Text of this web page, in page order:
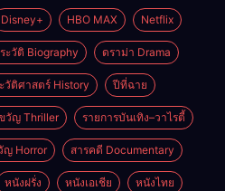
Disney+ HBO MAX Netflix
ะวัติ Biography ดราม่า Drama
วัติศาสตร์ History ปีที่ฉาย
วัญ Thriller รายการบันเทิง–วาไรตี้
ญ Horror สารคดี Documentary
หนังฝรั่ง หนังเอเชีย หนังไทย